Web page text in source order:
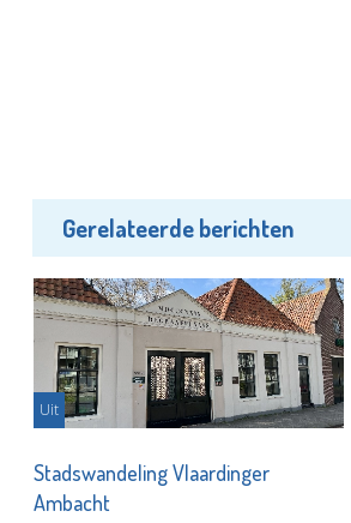
Gerelateerde berichten
Uit
Stadswandeling Vlaardinger
Ambacht